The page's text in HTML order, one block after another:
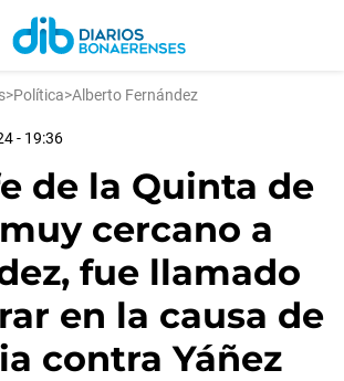
>Política>Alberto Fernández
- 19:36
de la Quinta de
cercano a
fue llamado
en la causa de
contra Yáñez